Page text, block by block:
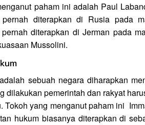
paham ini adalah Paul
pernah diterapkan di Rusia pada
diterapkan di Jerman pada
Mussolini.
sebuah negara diharapkan
dilakukan pemerintah dan rakyat
Tokoh yang menganut paham ini
hukum biasanya diterapkan di